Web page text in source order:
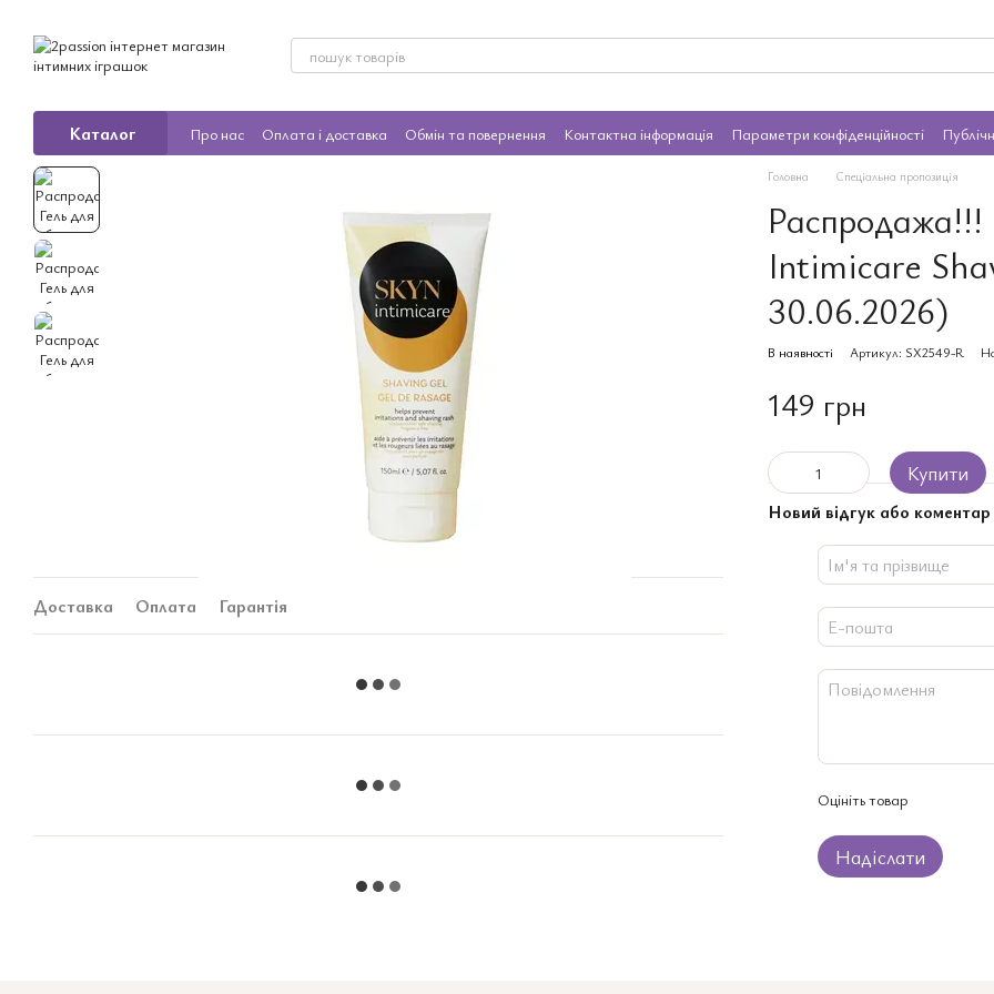
Каталог Про нас Оплата і доставка Обмін та повернення Контактна інформація Параметри конфіденційності
Доставка Оплата Гарантія
Головна Спеціальна пропозиція
Распродажа!!!
Intimicare
30.06.2026)
В наявності Артикул: SX2549-R
149 грн
Купити
Новий відгук або коментар
Оцініть товар
Надіслати